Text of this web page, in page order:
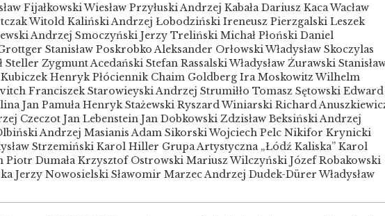
Fijałkowski Wiesław Przyłuski Andrzej Kabała Dariusz Kaca Wacław
Witold Kaliński Andrzej Łobodziński Ireneusz Pierzgalski Leszek
Andrzej Smoczyński Jerzy Treliński Michał Płoński Daniel
Stanisław Poskrobko Aleksander Orłowski Władysław Skoczylas
Steller Zygmunt Acedański Stefan Rassalski Władysław Żurawski
Henryk Płóciennik Chaim Goldberg Ira Moskowitz Wilhelm
Franciszek Starowieyski Andrzej Strumiłło Tomasz Sętowski Edward
Jan Pamuła Henryk Stażewski Ryszard Winiarski Richard
Czeczot Jan Lebenstein Jan Dobkowski Zdzisław Beksiński Andrzej
Andrzej Masianis Adam Sikorski Wojciech Pelc Nikifor Krynicki
Strzemiński Karol Hiller Grupa Artystyczna „Łódź Kaliska” Karol
Piotr Dumała Krzysztof Ostrowski Mariusz Wilczyński Józef Robakowski
Jerzy Nowosielski Sławomir Marzec Andrzej Dudek-Dürer Władysław